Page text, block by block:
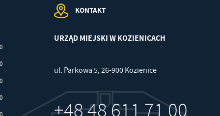
KONTAKT
URZĄD MIEJSKI W KOZIENICACH
ul. Parkowa 5, 26-900 Kozienice
+48 48 611 71 00